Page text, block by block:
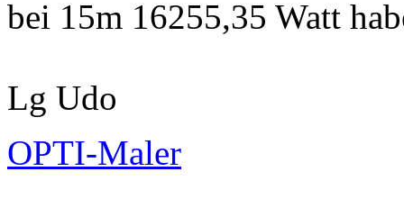
bei 15m 16255,35 Watt
Lg Udo
OPTI-Maler